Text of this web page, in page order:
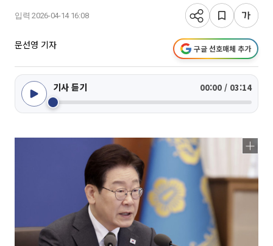
입력 2026-04-14 16:08
문선영 기자 구글 선호매체 추가
기사 듣기 00:00 / 03:14